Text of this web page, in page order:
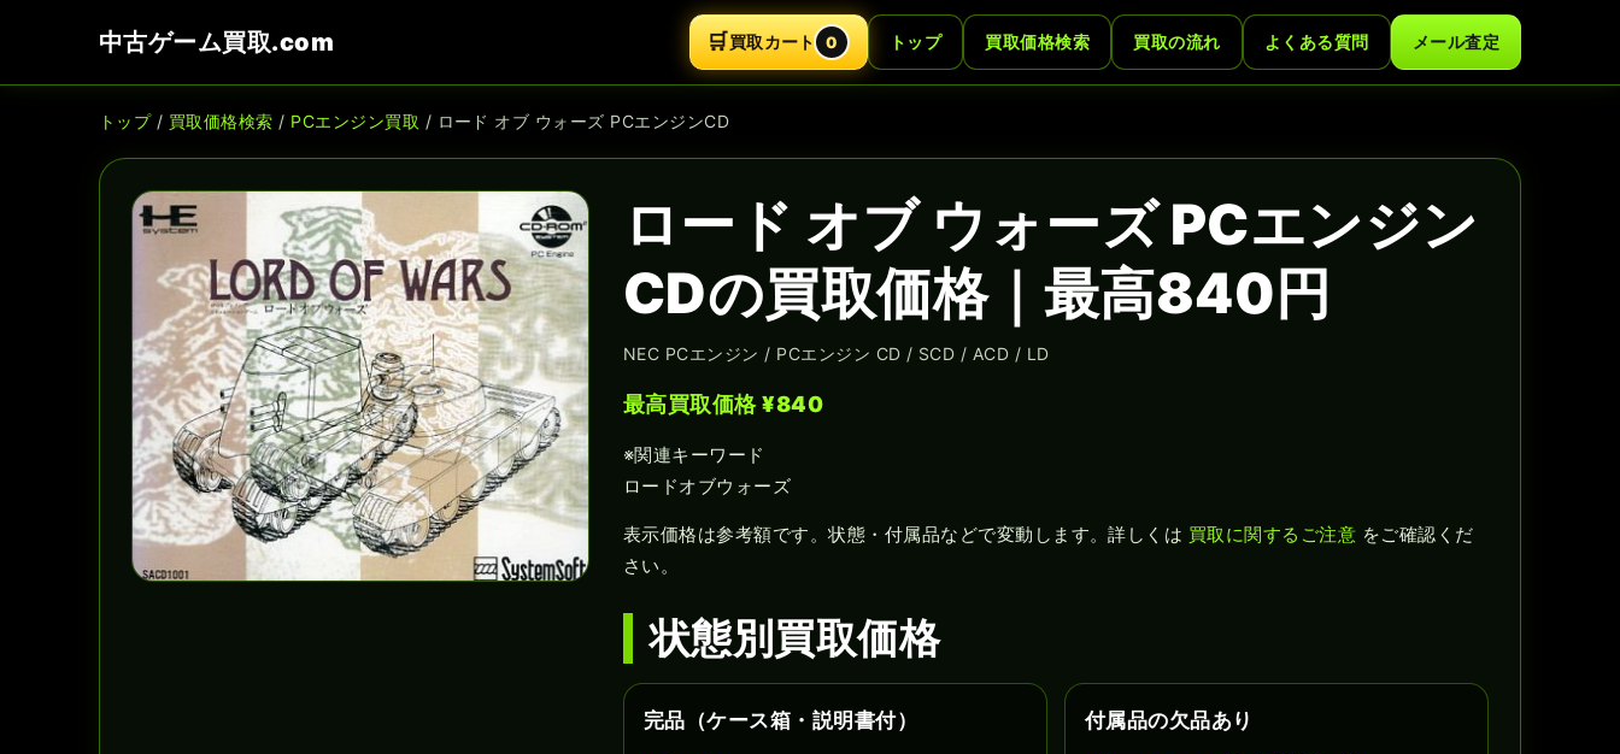
中古ゲーム買取.com 🛒買取カート 0 トップ 買取価格検索 買取の流れ よくある質問 メール査定
トップ/ 買取価格検索 / PCエンジン買取 / ロード オブ ウォーズ PCエンジンCD
ロード オブ ウォーズ PCエンジン
CDの買取価格｜最高840円
NEC PCエンジン / PCエンジン CD / SCD / ACD / LD
最高買取価格 ¥840
※関連キーワード
ロードオブウォーズ
表示価格は参考額です。状態・付属品などで変動します。詳しくは 買取に関するご注意 をご確認くだ
さい。
状態別買取価格
完品（ケース箱・説明書付） 付属品の欠品あり